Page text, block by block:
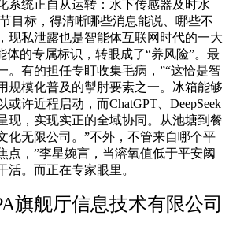
系统正自从运转：水下传感器及时水
目标，得清晰哪些消息能说、哪些不
现私泄露也是智能体互联网时代的一大
体的专属标识，转眼成了“养风险”。最
。有的担任专盯收集毛病，”“这恰是智
规模化普及的掣肘要素之一。冰箱能够
许近程启动，而ChatGPT、DeepSeek
现，实现实正的全域协同。从池塘到餐
化无限公司。”不外，不管来自哪个平
点，”李星婉言，当溶氧值低于平安阈
活。而正在专家眼里。
旗舰厅信息技术有限公司